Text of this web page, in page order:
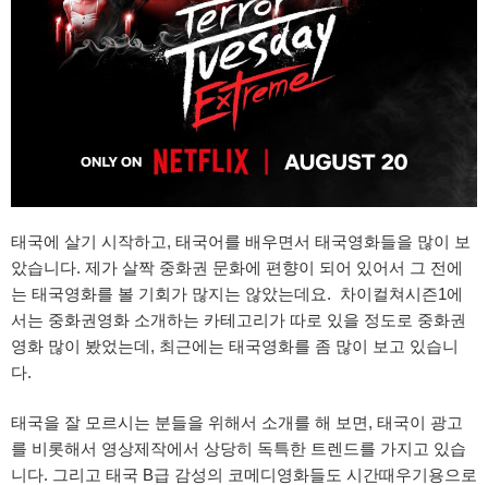
태국에 살기 시작하고, 태국어를 배우면서 태국영화들을 많이 보
았습니다. 제가 살짝 중화권 문화에 편향이 되어 있어서 그 전에
는 태국영화를 볼 기회가 많지는 않았는데요. 차이컬쳐시즌1에
서는 중화권영화 소개하는 카테고리가 따로 있을 정도로 중화권
영화 많이 봤었는데, 최근에는 태국영화를 좀 많이 보고 있습니
다.
태국을 잘 모르시는 분들을 위해서 소개를 해 보면, 태국이 광고
를 비롯해서 영상제작에서 상당히 독특한 트렌드를 가지고 있습
니다. 그리고 태국 B급 감성의 코메디영화들도 시간때우기용으로